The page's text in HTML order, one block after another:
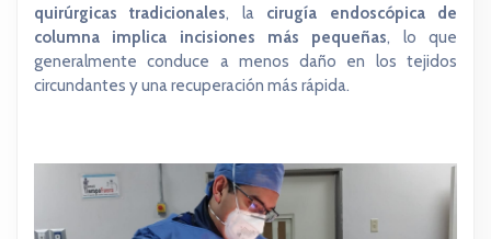
quirúrgicas tradicionales, la cirugía endoscópica de
columna implica incisiones más pequeñas, lo que
generalmente conduce a menos daño en los tejidos
circundantes y una recuperación más rápida.